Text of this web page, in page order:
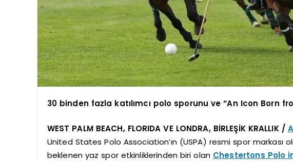
30 binden fazla katılımcı polo sporunu ve “An Icon Born
WEST PALM BEACH, FLORIDA VE LONDRA, BİRLEŞİK KRALLIK /
United States Polo Association’ın (USPA) resmi spor markası
beklenen yaz spor etkinliklerinden biri olan Chestertons Polo